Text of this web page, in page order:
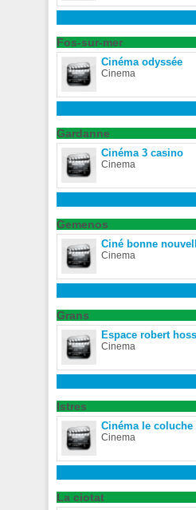
Fos-sur-mer
Cinéma odyssée
Cinema
Gardanne
Cinéma 3 casino
Cinema
Gemenos
Ciné bonne
Cinema
Grans
Espace robert
Cinema
Istres
Cinéma le coluche
Cinema
La ciotat